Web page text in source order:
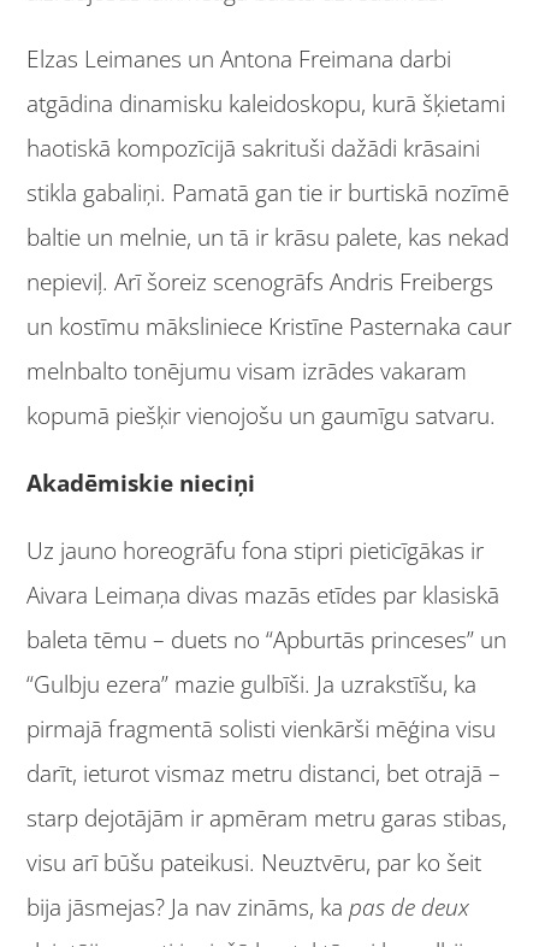
Elzas Leimanes un Antona Freimana darbi
atgādina dinamisku kaleidoskopu, kurā šķietami
haotiskā kompozīcijā sakrituši dažādi krāsaini
stikla gabaliņi. Pamatā gan tie ir burtiskā nozīmē
baltie un melnie, un tā ir krāsu palete, kas nekad
nepieviļ. Arī šoreiz scenogrāfs Andris Freibergs
un kostīmu māksliniece Kristīne Pasternaka caur
melnbalto tonējumu visam izrādes vakaram
kopumā piešķir vienojošu un gaumīgu satvaru.
Akadēmiskie nieciņi
Uz jauno horeogrāfu fona stipri pieticīgākas ir
Aivara Leimaņa divas mazās etīdes par klasiskā
baleta tēmu – duets no “Apburtās princeses” un
“Gulbju ezera” mazie gulbīši. Ja uzrakstīšu, ka
pirmajā fragmentā solisti vienkārši mēģina visu
darīt, ieturot vismaz metru distanci, bet otrajā –
starp dejotājām ir apmēram metru garas stibas,
visu arī būšu pateikusi. Neuztvēru, par ko šeit
bija jāsmejas? Ja nav zināms, kapas de deux